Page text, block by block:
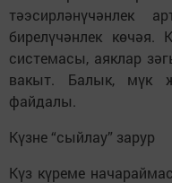
тәэсирләнүчәнлек
бирелүчәнлек
системасы, аяклар
вакыт. Балык, мүк
файдалы.
Күзне “сыйлау” зарур
Күз күреме